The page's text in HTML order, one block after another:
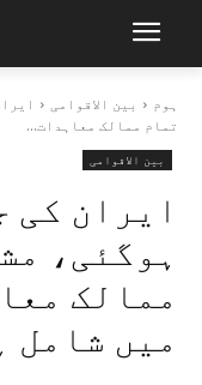
ہوم بین الاقوامی
تمام ممالک معاہدات...
بین الاقوامی
ایران کی
ہوگئی،
ممالک
میں شامل